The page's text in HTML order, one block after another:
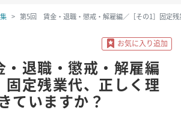
第5回 賃金・退職・懲戒・解雇編／［その1］固定
退職・懲戒・解雇編
固定残業代、正しく理
ていますか？